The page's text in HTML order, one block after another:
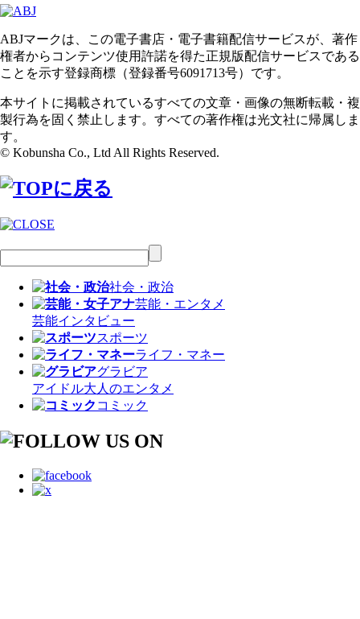
ABJマークは、この電子書店・電子書籍配信サービスが、著作
権者からコンテンツ使用許諾を得た正規版配信サービスである
ことを示す登録商標（登録番号6091713号）です。
本サイトに掲載されているすべての文章・画像の無断転載・複
製行為を固く禁止します。すべての著作権は光文社に帰属しま
す。
© Kobunsha Co., Ltd All Rights Reserved.
社会・政治
芸能・エンタメ
芸能インタビュー
スポーツ
ライフ・マネー
グラビア
アイドル大人のエンタメ
コミック